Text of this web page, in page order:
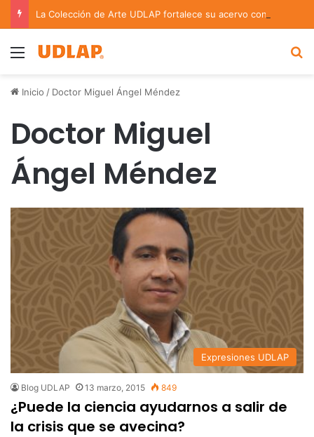
Menu
Inicio / Doctor Miguel Ángel Méndez
Doctor Miguel
Ángel Méndez
Expresiones UDLAP
Blog UDLAP 13 marzo, 2015 849
¿Puede la ciencia ayudarnos a salir de
la crisis que se avecina?